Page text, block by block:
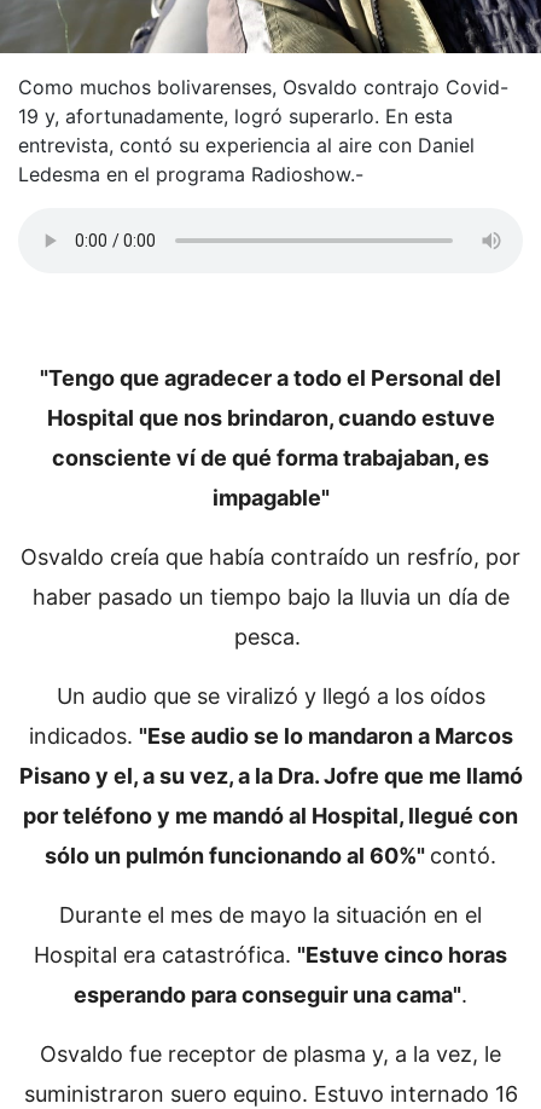
Como muchos bolivarenses, Osvaldo contrajo Covid-
19 y, afortunadamente, logró superarlo. En esta
entrevista, contó su experiencia al aire con Daniel
Ledesma en el programa Radioshow.-
"Tengo que agradecer a todo el Personal del
Hospital que nos brindaron, cuando estuve
consciente ví de qué forma trabajaban, es
impagable"
Osvaldo creía que había contraído un resfrío, por
haber pasado un tiempo bajo la lluvia un día de
pesca.
Un audio que se viralizó y llegó a los oídos
indicados. "Ese audio se lo mandaron a Marcos
Pisano y el, a su vez, a la Dra. Jofre que me llamó
por teléfono y me mandó al Hospital, llegué con
sólo un pulmón funcionando al 60%" contó.
Durante el mes de mayo la situación en el
Hospital era catastrófica. "Estuve cinco horas
esperando para conseguir una cama".
Osvaldo fue receptor de plasma y, a la vez, le
suministraron suero equino. Estuvo internado 16